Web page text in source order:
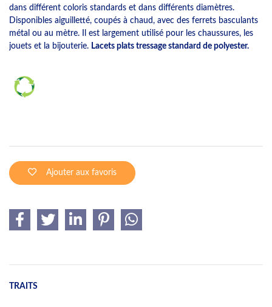
dans différent coloris standards et dans différents diamètres.
Disponibles aiguilletté, coupés à chaud, avec des ferrets basculants
métal ou au mètre. Il est largement utilisé pour les chaussures, les
jouets et la bijouterie. Lacets plats tressage standard de polyester.
Ajouter aux favoris
TRAITS